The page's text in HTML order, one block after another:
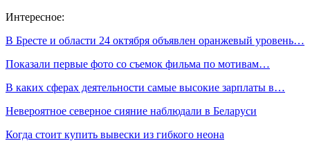
Интересное:
В Бресте и области 24 октября объявлен оранжевый уровень…
Показали первые фото со съемок фильма по мотивам…
В каких сферах деятельности самые высокие зарплаты в…
Невероятное северное сияние наблюдали в Беларуси
Когда стоит купить вывески из гибкого неона